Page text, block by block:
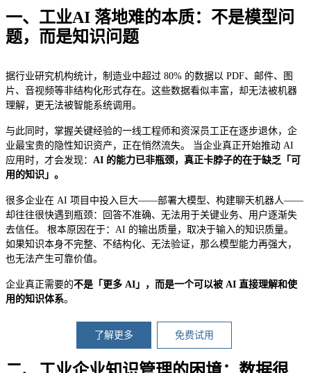
一、工业AI 落地难的本质：不是模型问
题，而是知识问题
据行业研究机构统计，制造业中超过 80% 的数据以 PDF、邮件、图
片、音视频等非结构化形式存在。这些数据看似丰富，却无法被机器
理解，更无法被智能系统调用。
与此同时，掌握关键经验的一线工程师和资深员工正在逐步退休，企
业最宝贵的隐性知识资产，正在悄然流失。 当企业真正开始推动 AI
应用时，才会发现： AI 的能力已非瓶颈，真正卡脖子的在于缺乏「可
用的知识」。
很多企业在 AI 项目中投入巨大——部署大模型、构建聊天机器人——
却往往很快遇到瓶颈：回答不准确、无法用于关键业务、用户逐渐失
去信任。 根本原因在于：AI 的输出质量，取决于输入的知识质量。
如果知识本身不完整、不结构化、无法验证，那么模型能力再强大，
也无法产生可靠价值。
企业真正需要的不是「更多 AI」，而是一个可以被 AI 直接理解和使
用的知识体系。
了解更多 免费试用